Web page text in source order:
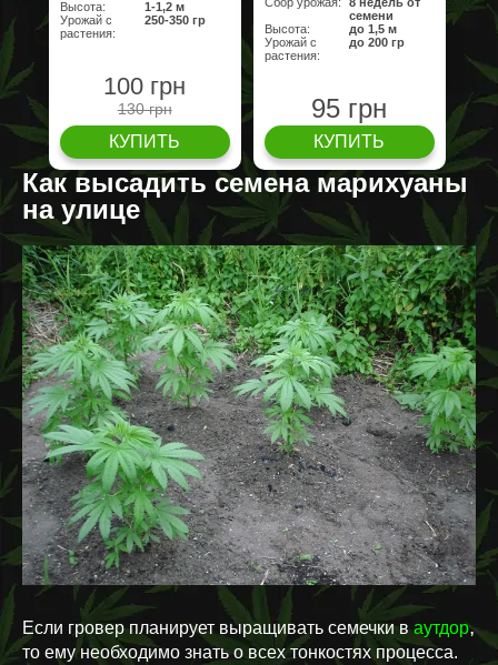
Высота:
1-1,2 м
Урожай с
растения:
250-350 гр
100 грн
130 грн
КУПИТЬ
семени
Высота:
до 1,5 м
Урожай с
растения:
до 200 гр
95 грн
КУПИТЬ
Как высадить семена марихуаны
на улице
Если гровер планирует выращивать семечки в аутдор ,
то ему необходимо знать о всех тонкостях процесса.